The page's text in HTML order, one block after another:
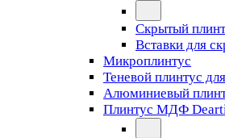
Скрытый
Вставки для
Микроплинтус
Теневой плинтус
Алюминиевый
Плинтус МДФ